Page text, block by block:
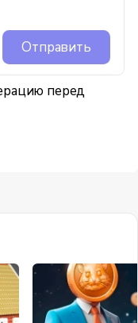
Отправить
перед